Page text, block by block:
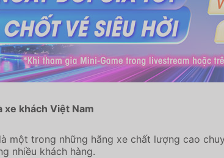
xe khách Việt Nam
một trong những hãng xe chất lượng cao
nhiều khách hàng.